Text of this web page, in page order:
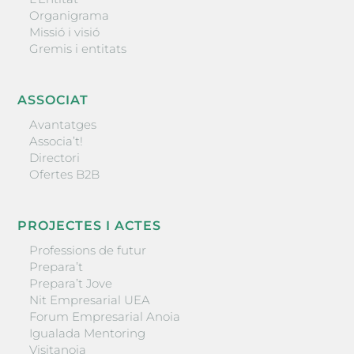
Organigrama
Missió i visió
Gremis i entitats
ASSOCIAT
Avantatges
Associa’t!
Directori
Ofertes B2B
PROJECTES I ACTES
Professions de futur
Prepara’t
Prepara’t Jove
Nit Empresarial UEA
Forum Empresarial Anoia
Igualada Mentoring
Visitanoia